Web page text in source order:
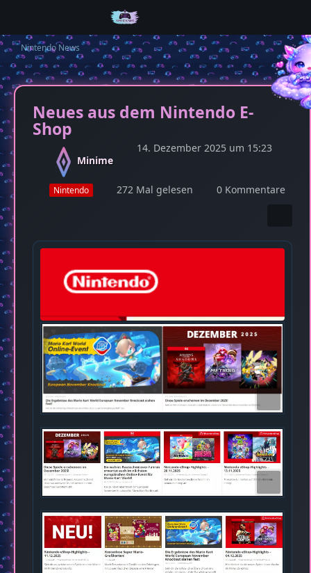
Nintendo News
Neues aus dem Nintendo E-
Shop
Minime
14. Dezember 2025 um 15:23
Nintendo 272 Mal gelesen 0 Kommentare